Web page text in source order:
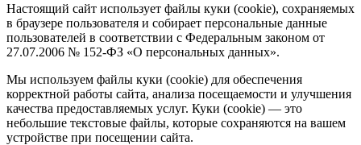
Настоящий сайт использует файлы куки (cookie), сохраняемых
в браузере пользователя и собирает персональные данные
пользователей в соответствии с Федеральным законом от
27.07.2006 № 152-ФЗ «О персональных данных».
Мы используем файлы куки (cookie) для обеспечения
корректной работы сайта, анализа посещаемости и улучшения
качества предоставляемых услуг. Куки (cookie) — это
небольшие текстовые файлы, которые сохраняются на вашем
устройстве при посещении сайта.